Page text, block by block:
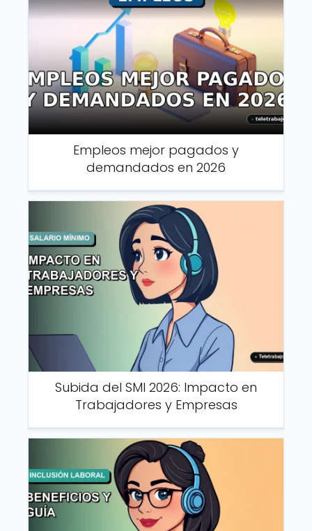
Empleos mejor pagados y
demandados en 2026
Subida del SMI 2026: Impacto en
Trabajadores y Empresas